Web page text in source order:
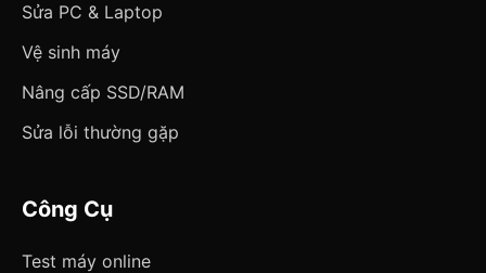
Sửa PC & Laptop
Vệ sinh máy
Nâng cấp SSD/RAM
Sửa lỗi thường gặp
Công Cụ
Test máy online